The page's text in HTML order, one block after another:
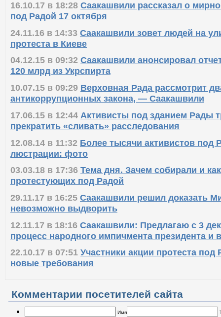
16.10.17 в 18:28 Саакашвили рассказал о
под Радой 17 октября
24.11.16 в 14:33 Саакашвили зовет людей на
протеста в Киеве
04.12.15 в 09:32 Саакашвили анонсировал
120 млрд из Укрспирта
10.07.15 в 09:29 Верховная Рада рассмотрит
антикоррупционных закона, — Саакашвили
17.06.15 в 12:44 Активисты под зданием Рады
прекратить «сливать» расследования
12.08.14 в 11:32 Более тысячи активистов под
люстрации: фото
03.03.18 в 17:36 Тема дня. Зачем собирали и
протестующих под Радой
29.11.17 в 16:25 Саакашвили решил доказать
невозможно выдворить
12.11.17 в 18:16 Саакашвили: Предлагаю с 3
процесс народного импичмента президента и
22.10.17 в 07:51 Участники акции протеста
новые требования
Комментарии посетителей сайта